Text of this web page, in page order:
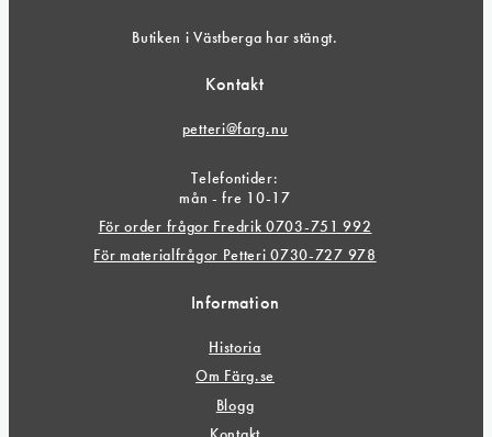
Butiken i Västberga har stängt.
Kontakt
petteri@farg.nu
Telefontider:
mån - fre 10-17
För order frågor Fredrik 0703-751 992
För materialfrågor Petteri 0730-727 978
Information
Historia
Om Färg.se
Blogg